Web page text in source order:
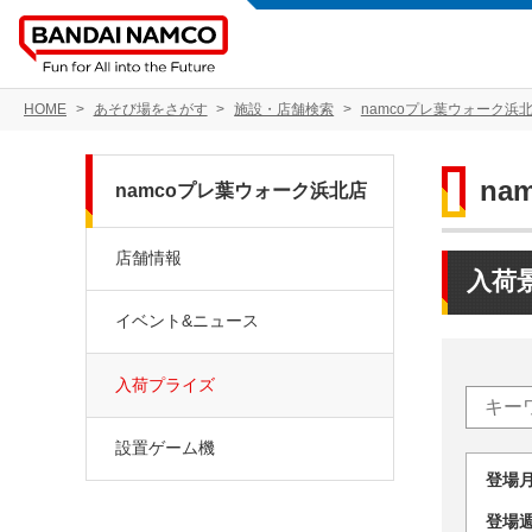
HOME あそび場をさがす 施設・店舗検索 namcoプレ葉ウォーク浜
入荷
登
登
namcoプレ葉ウォーク浜北店
店舗情報
イベント&ニュース
入荷プライズ
設置ゲーム機